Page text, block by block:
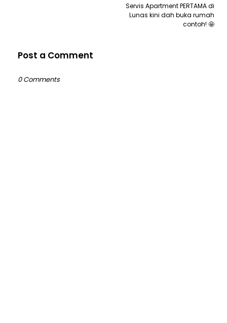
Servis Apartment PERTAMA di
Lunas kini dah buka rumah
contoh! 🤩
Post a Comment
0 Comments